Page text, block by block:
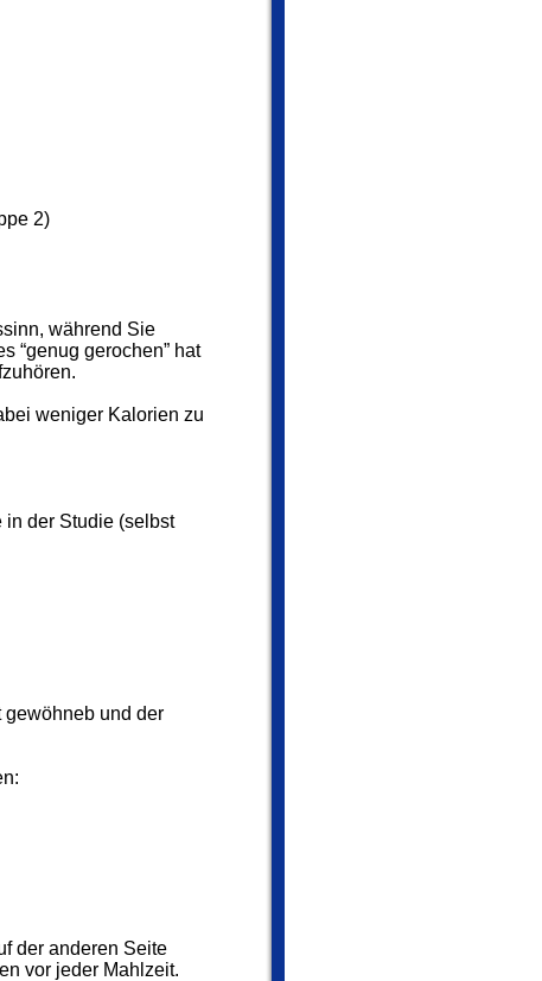
2)
während Sie
“genug gerochen” hat
weniger Kalorien zu
der Studie (selbst
und der
der anderen Seite
vor jeder Mahlzeit.